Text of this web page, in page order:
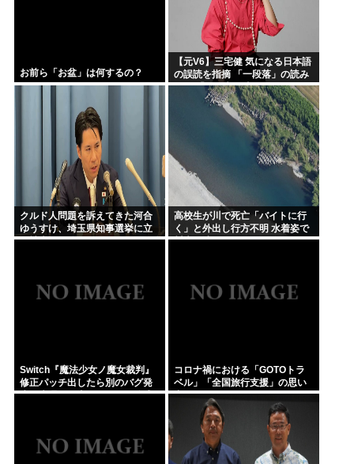
お前ら「お盆」は何するの？
【元V6】三宅健 気になる日本語
の誤読を指摘 「一段落」の読み
は？ 「使い方間違ってるんだよ
なとか」
クルド人問題を訴えてきた河合
ゆうすけ、埼玉県知事選挙に立
候補表明www
高校生が川で死亡「バイトに行
く」と外出し行方不明 水着姿で
川底に沈んでいるのを発見
Switch『魔法少女ノ魔女裁判』
修正パッチ出したら別のバグ発
生、来週まで直せません→公式
コロナ禍における「GOTOトラ
ベル」「全国旅行支援」の思い
出